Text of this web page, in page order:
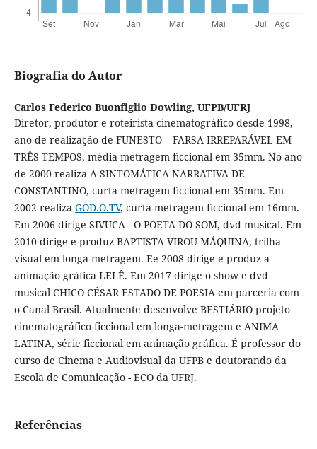
Biografia do Autor
Carlos Federico Buonfiglio Dowling, UFPB/UFRJ
Diretor, produtor e roteirista cinematográfico desde 1998,
ano de realização de FUNESTO – FARSA IRREPARÁVEL EM
TRÊS TEMPOS, média-metragem ficcional em 35mm. No ano
de 2000 realiza A SINTOMÁTICA NARRATIVA DE
CONSTANTINO, curta-metragem ficcional em 35mm. Em
2002 realiza GOD.O.TV, curta-metragem ficcional em 16mm.
Em 2006 dirige SIVUCA - O POETA DO SOM, dvd musical. Em
2010 dirige e produz BAPTISTA VIROU MÁQUINA, trilha-
visual em longa-metragem. Ee 2008 dirige e produz a
animação gráfica LELÊ. Em 2017 dirige o show e dvd
musical CHICO CÉSAR ESTADO DE POESIA em parceria com
o Canal Brasil. Atualmente desenvolve BESTIÁRIO projeto
cinematográfico ficcional em longa-metragem e ANIMA
LATINA, série ficcional em animação gráfica. É professor do
curso de Cinema e Audiovisual da UFPB e doutorando da
Escola de Comunicação - ECO da UFRJ.
Referências